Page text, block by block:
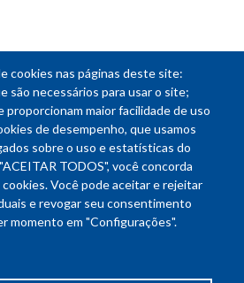
cookies nas páginas deste site:
são necessários para usar o site;
proporcionam maior facilidade de uso
de desempenho, que usamos
sobre o uso e estatísticas do
TODOS", você concorda
Você pode aceitar e rejeitar
e revogar seu consentimento
momento em "Configurações".
SEPN 508, Bloco A
541 - Brasília-DF